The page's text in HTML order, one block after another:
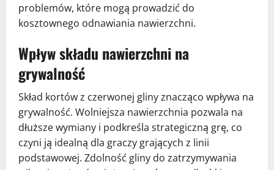
problemów, które mogą prowadzić do
kosztownego odnawiania nawierzchni.
Wpływ składu nawierzchni na
grywalność
Skład kortów z czerwonej gliny znacząco wpływa na
grywalność. Wolniejsza nawierzchnia pozwala na
dłuższe wymiany i podkreśla strategiczną grę, co
czyni ją idealną dla graczy grających z linii
podstawowej. Zdolność gliny do zatrzymywania